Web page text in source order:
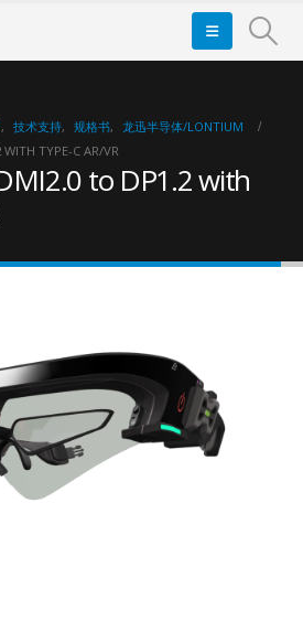
, 技术支持, 规格书, 龙迅半导体/LONTIUM
TYPE-C AR/VR
to DP1.2 with